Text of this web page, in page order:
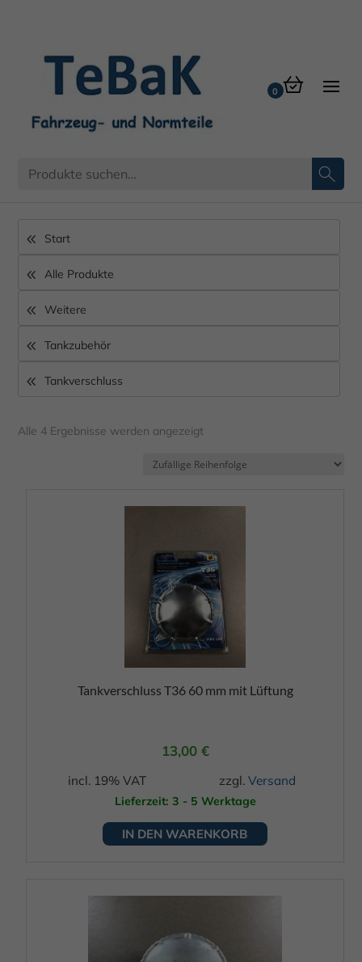
Start
Alle Produkte
Weitere
Tankzubehör
Tankverschluss
Alle 4 Ergebnisse werden angezeigt
Tankverschluss T36 60 mm mit Lüftung
13,00 €
incl. 19% VAT zzgl. Versand
Lieferzeit: 3 - 5 Werktage
IN DEN WARENKORB